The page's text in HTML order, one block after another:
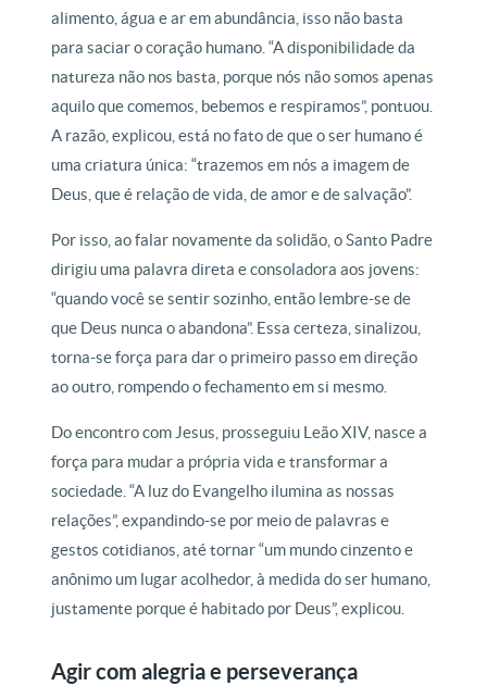
alimento, água e ar em abundância, isso não basta
para saciar o coração humano. “A disponibilidade da
natureza não nos basta, porque nós não somos apenas
aquilo que comemos, bebemos e respiramos”, pontuou.
A razão, explicou, está no fato de que o ser humano é
uma criatura única: “trazemos em nós a imagem de
Deus, que é relação de vida, de amor e de salvação”.
Por isso, ao falar novamente da solidão, o Santo Padre
dirigiu uma palavra direta e consoladora aos jovens:
“quando você se sentir sozinho, então lembre-se de
que Deus nunca o abandona”. Essa certeza, sinalizou,
torna-se força para dar o primeiro passo em direção
ao outro, rompendo o fechamento em si mesmo.
Do encontro com Jesus, prosseguiu Leão XIV, nasce a
força para mudar a própria vida e transformar a
sociedade. “A luz do Evangelho ilumina as nossas
relações”, expandindo-se por meio de palavras e
gestos cotidianos, até tornar “um mundo cinzento e
anônimo um lugar acolhedor, à medida do ser humano,
justamente porque é habitado por Deus”, explicou.
Agir com alegria e perseverança